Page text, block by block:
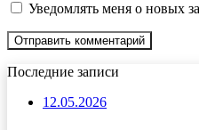
Уведомлять меня о новых
Последние записи
12.05.2026